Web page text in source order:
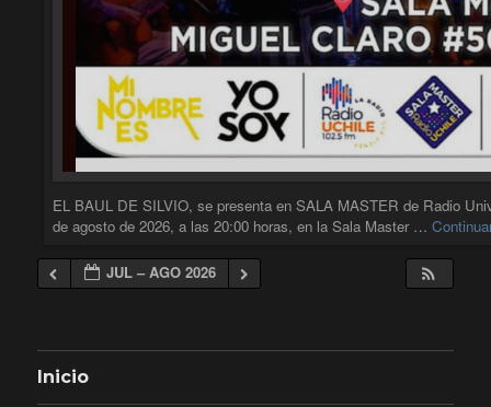
EL BAUL DE SILVIO, se presenta en SALA MASTER de Radio
de agosto de 2026, a las 20:00 horas, en la Sala Master …
JUL – AGO 2026
Inicio